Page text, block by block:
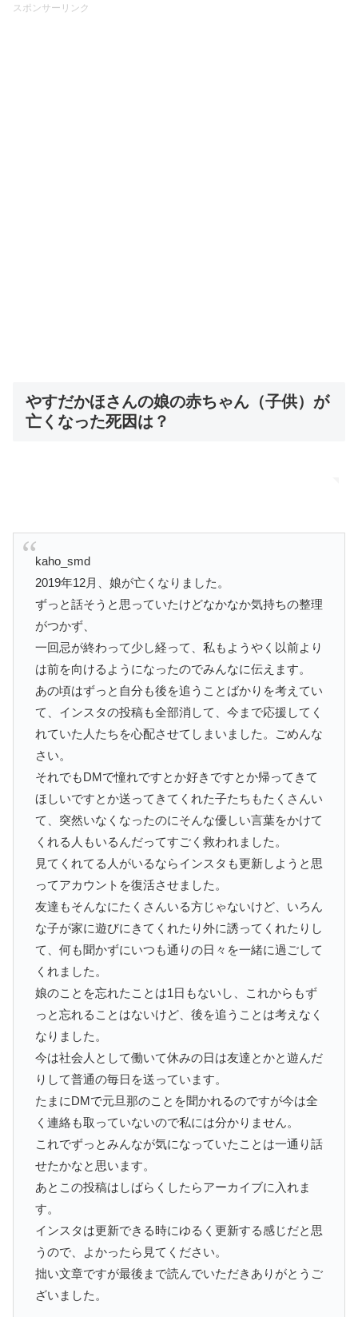
スポンサーリンク
やすだかほさんの娘の赤ちゃん（子供）が
亡くなった死因は？
kaho_smd
2019年12月、娘が亡くなりました。
ずっと話そうと思っていたけどなかなか気持ちの整理
がつかず、
一回忌が終わって少し経って、私もようやく以前より
は前を向けるようになったのでみんなに伝えます。
あの頃はずっと自分も後を追うことばかりを考えてい
て、インスタの投稿も全部消して、今まで応援してく
れていた人たちを心配させてしまいました。ごめんな
さい。
それでもDMで憧れですとか好きですとか帰ってきて
ほしいですとか送ってきてくれた子たちもたくさんい
て、突然いなくなったのにそんな優しい言葉をかけて
くれる人もいるんだってすごく救われました。
見てくれてる人がいるならインスタも更新しようと思
ってアカウントを復活させました。
友達もそんなにたくさんいる方じゃないけど、いろん
な子が家に遊びにきてくれたり外に誘ってくれたりし
て、何も聞かずにいつも通りの日々を一緒に過ごして
くれました。
娘のことを忘れたことは1日もないし、これからもず
っと忘れることはないけど、後を追うことは考えなく
なりました。
今は社会人として働いて休みの日は友達とかと遊んだ
りして普通の毎日を送っています。
たまにDMで元旦那のことを聞かれるのですが今は全
く連絡も取っていないので私には分かりません。
これでずっとみんなが気になっていたことは一通り話
せたかなと思います。
あとこの投稿はしばらくしたらアーカイブに入れま
す。
インスタは更新できる時にゆるく更新する感じだと思
うので、よかったら見てください。
拙い文章ですが最後まで読んでいただきありがとうご
ざいました。